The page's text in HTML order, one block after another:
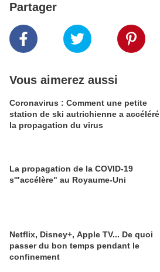
Partager
Vous aimerez aussi
Coronavirus : Comment une petite
station de ski autrichienne a accéléré
la propagation du virus
La propagation de la COVID-19
s'"accélère" au Royaume-Uni
Netflix, Disney+, Apple TV... De quoi
passer du bon temps pendant le
confinement